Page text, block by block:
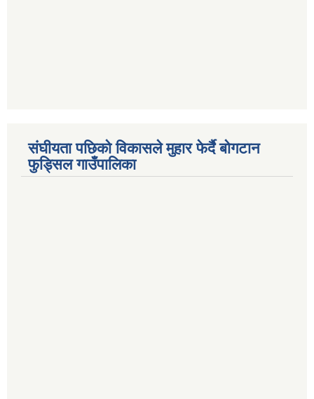
संघीयता पछिको विकासले मुहार फेर्दै बोगटान
फुड्सिल गाउँपालिका